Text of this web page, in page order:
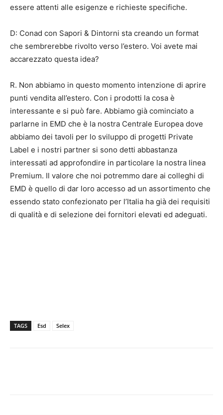
essere attenti alle esigenze e richieste specifiche.
D: Conad con Sapori & Dintorni sta creando un format
che sembrerebbe rivolto verso l’estero. Voi avete mai
accarezzato questa idea?
R. Non abbiamo in questo momento intenzione di aprire
punti vendita all’estero. Con i prodotti la cosa è
interessante e si può fare. Abbiamo già cominciato a
parlarne in EMD che è la nostra Centrale Europea dove
abbiamo dei tavoli per lo sviluppo di progetti Private
Label e i nostri partner si sono detti abbastanza
interessati ad approfondire in particolare la nostra linea
Premium. Il valore che noi potremmo dare ai colleghi di
EMD è quello di dar loro accesso ad un assortimento che
essendo stato confezionato per l’Italia ha già dei requisiti
di qualità e di selezione dei fornitori elevati ed adeguati.
TAGS Esd Selex